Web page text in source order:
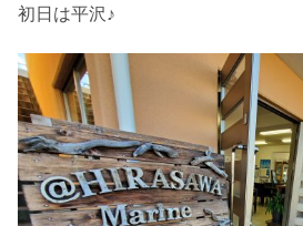
初日は平沢♪